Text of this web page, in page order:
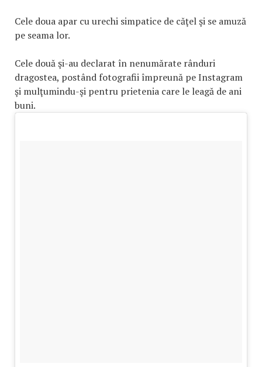
Cele doua apar cu urechi simpatice de căţel şi se amuză
pe seama lor.
Cele două şi-au declarat în nenumărate rânduri
dragostea, postând fotografii împreună pe Instagram
şi mulţumindu-şi pentru prietenia care le leagă de ani
buni.